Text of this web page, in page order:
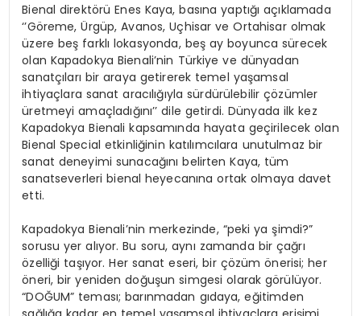
Bienal direktörü Enes Kaya, basına yaptığı açıklamada
‘’Göreme, Ürgüp, Avanos, Uçhisar ve Ortahisar olmak
üzere beş farklı lokasyonda, beş ay boyunca sürecek
olan Kapadokya Bienali’nin Türkiye ve dünyadan
sanatçıları bir araya getirerek temel yaşamsal
ihtiyaçlara sanat aracılığıyla sürdürülebilir çözümler
üretmeyi amaçladığını’’ dile getirdi. Dünyada ilk kez
Kapadokya Bienali kapsamında hayata geçirilecek olan
Bienal Special etkinliğinin katılımcılara unutulmaz bir
sanat deneyimi sunacağını belirten Kaya, tüm
sanatseverleri bienal heyecanına ortak olmaya davet
etti.
Kapadokya Bienali’nin merkezinde, “peki ya şimdi?”
sorusu yer alıyor. Bu soru, aynı zamanda bir çağrı
özelliği taşıyor. Her sanat eseri, bir çözüm önerisi; her
öneri, bir yeniden doğuşun simgesi olarak görülüyor.
“DOĞUM” teması; barınmadan gıdaya, eğitimden